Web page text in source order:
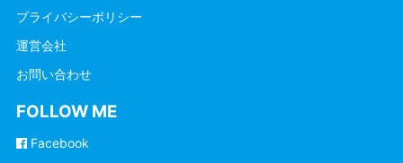
プライバシーポリシー
運営会社
お問い合わせ
FOLLOW ME
Facebook